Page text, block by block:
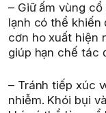
– Giữ ấm vùng
lạnh có thể khiến
cơn ho xuất hiện
giúp hạn chế tác
– Tránh tiếp xúc
nhiễm. Khói bụi